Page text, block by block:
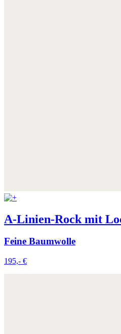
A-Linien-Rock mit
Feine Baumwolle
195,- €